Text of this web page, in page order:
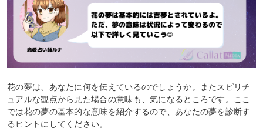
花の夢は、あなたに何を伝えているのでしょうか。またスピリチ
ュアルな観点から見た場合の意味も、気になるところです。ここ
では花の夢の基本的な意味を紹介するので、あなたの夢を診断す
るヒントにしてください。